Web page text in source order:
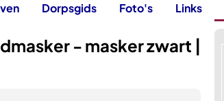
Dorpsgids Foto's Links
- masker zwart |